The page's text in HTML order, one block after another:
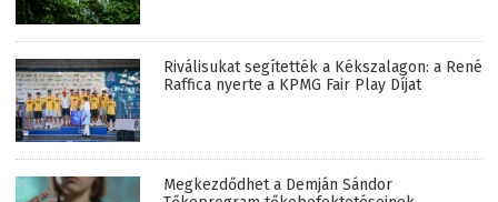
Riválisukat segítették a Kékszalagon: a René
Raffica nyerte a KPMG Fair Play Díjat
Megkezdődhet a Demján Sándor